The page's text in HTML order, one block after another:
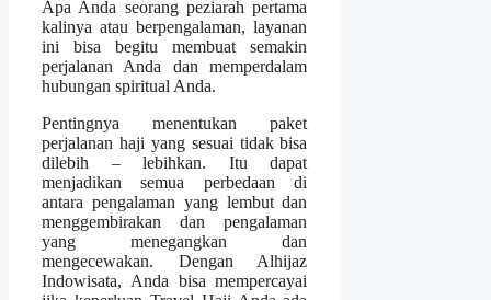
Apa Anda seorang peziarah pertama
kalinya atau berpengalaman, layanan
ini bisa begitu membuat semakin
perjalanan Anda dan memperdalam
hubungan spiritual Anda.
Pentingnya menentukan paket
perjalanan haji yang sesuai tidak bisa
dilebih – lebihkan. Itu dapat
menjadikan semua perbedaan di
antara pengalaman yang lembut dan
menggembirakan dan pengalaman
yang menegangkan dan
mengecewakan. Dengan Alhijaz
Indowisata, Anda bisa mempercayai